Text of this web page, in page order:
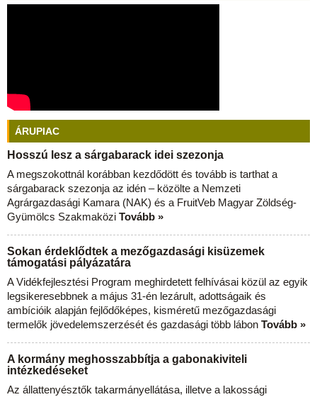
ÁRUPIAC
Hosszú lesz a sárgabarack idei szezonja
A megszokottnál korábban kezdődött és tovább is tarthat a
sárgabarack szezonja az idén – közölte a Nemzeti
Agrárgazdasági Kamara (NAK) és a FruitVeb Magyar Zöldség-
Gyümölcs Szakmaközi Tovább »
Sokan érdeklődtek a mezőgazdasági kisüzemek
támogatási pályázatára
A Vidékfejlesztési Program meghirdetett felhívásai közül az egyik
legsikeresebbnek a május 31-én lezárult, adottságaik és
ambícióik alapján fejlődőképes, kisméretű mezőgazdasági
termelők jövedelemszerzését és gazdasági több lábon Tovább »
A kormány meghosszabbítja a gabonakiviteli
intézkedéseket
Az állattenyésztők takarmányellátása, illetve a lakossági